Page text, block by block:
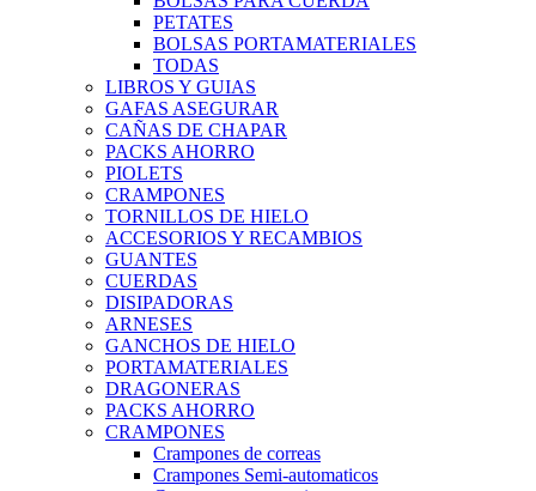
PETATES
BOLSAS PORTAMATERIALES
TODAS
LIBROS Y GUIAS
GAFAS ASEGURAR
CAÑAS DE CHAPAR
PACKS AHORRO
PIOLETS
CRAMPONES
TORNILLOS DE HIELO
ACCESORIOS Y RECAMBIOS
GUANTES
CUERDAS
DISIPADORAS
ARNESES
GANCHOS DE HIELO
PORTAMATERIALES
DRAGONERAS
PACKS AHORRO
CRAMPONES
Crampones de correas
Crampones Semi-automaticos